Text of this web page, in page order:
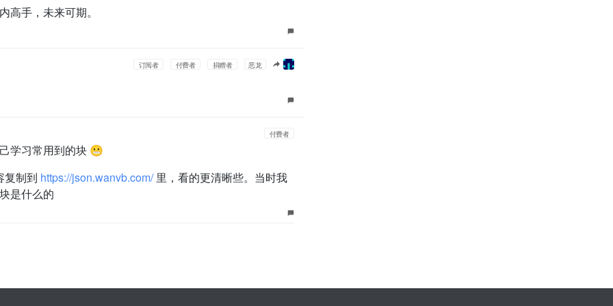
高手，未来可期。
订阅者 付费者 捐赠者 恶龙
付费者
学习常用到的块 😬
复制到 https://json.wanvb.com/里，看的更清晰些。当时我
是什么的